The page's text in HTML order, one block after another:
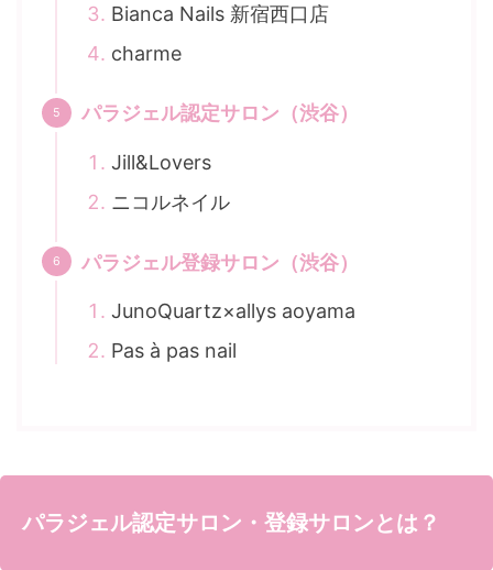
Bianca Nails 新宿西口店
charme
パラジェル認定サロン（渋谷）
Jill&Lovers
ニコルネイル
パラジェル登録サロン（渋谷）
JunoQuartz×allys aoyama
Pas à pas nail
パラジェル認定サロン・登録サロンとは？